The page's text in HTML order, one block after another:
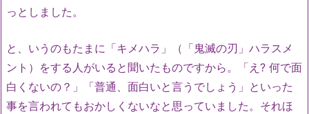
っとしました。
と、いうのもたまに「キメハラ」（「鬼滅の刃」ハラスメ
ント）をする人がいると聞いたものですから。「え? 何で面
白くないの？」「普通、面白いと言うでしょう」といった
事を言われてもおかしくないなと思っていました。それほ